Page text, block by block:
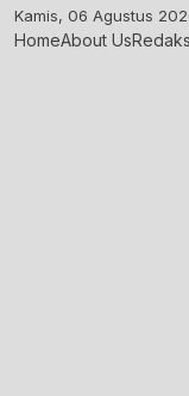
Skip
to
Kamis, 06 Agustus
HomeAbout Us